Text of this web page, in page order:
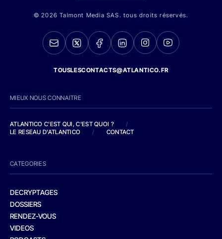
© 2026 Talmont Media SAS. tous droits réservés.
TOUSLESCONTACTS@ATLANTICO.FR
MIEUX NOUS CONNAITRE
ATLANTICO C'EST QUI, C'EST QUOI ?
/
LE RESEAU D'ATLANTICO
/ CONTACT
CATEGORIES
DECRYPTAGES
DOSSIERS
RENDEZ-VOUS
VIDEOS